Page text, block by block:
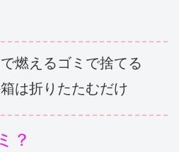
燃えるゴミで捨てる
は折りたたむだけ
？